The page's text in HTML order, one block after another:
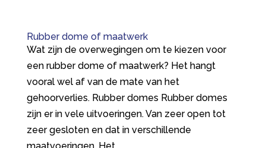
Rubber dome of maatwerk
Wat zijn de overwegingen om te kiezen voor
een rubber dome of maatwerk? Het hangt
vooral wel af van de mate van het
gehoorverlies. Rubber domes Rubber domes
zijn er in vele uitvoeringen. Van zeer open tot
zeer gesloten en dat in verschillende